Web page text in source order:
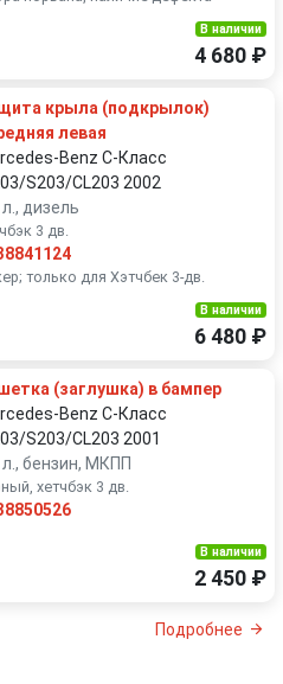
В наличии
4 680 ₽
крыла (подкрылок)
левая
Benz C-Класс
S203/CL203 2002
л., дизель
3 дв.
только для Хэтчбек 3-дв.
В наличии
6 480 ₽
(заглушка) в бампер
Benz C-Класс
S203/CL203 2001
л., бензин, МКПП
хетчбэк 3 дв.
В наличии
2 450 ₽
Подробнее